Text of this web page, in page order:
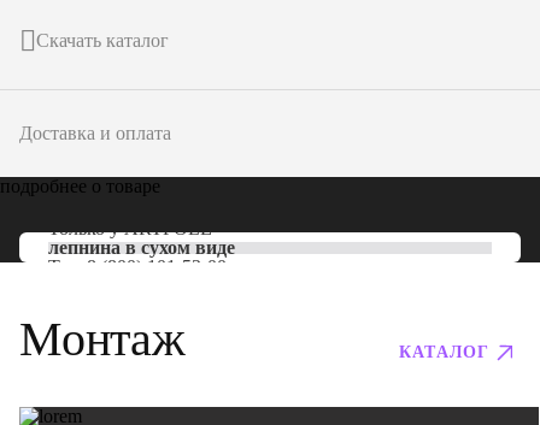
Скачать каталог
Доставка и оплата
подробнее о товаре
Только уARTPOLE
лепнина в сухом виде
Тел: 8 (800) 101-53-00
Монтаж КАТАЛОГ